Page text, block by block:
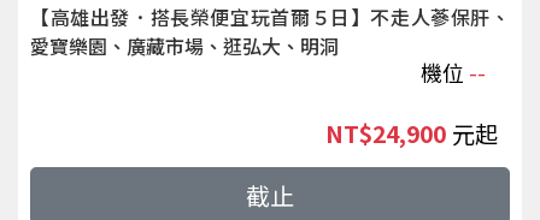
【高雄出發．搭長榮便宜玩首爾５日】不走人蔘保肝、
愛寶樂園、廣藏市場、逛弘大、明洞
機位 --
NT$24,900 起
截止